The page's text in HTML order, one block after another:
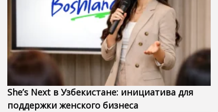
She’s Next в Узбекистане: инициатива для
поддержки женского бизнеса